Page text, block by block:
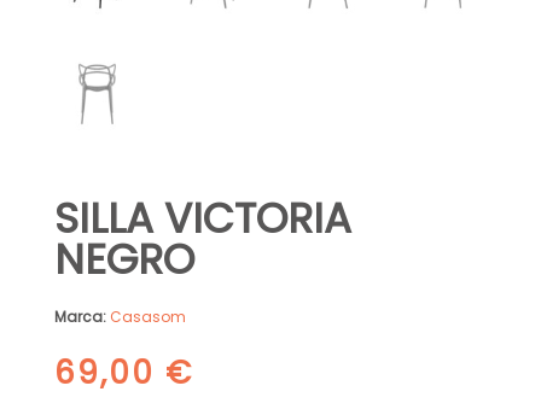
SILLA VICTORIA
NEGRO
Marca: Casasom
69,00 €